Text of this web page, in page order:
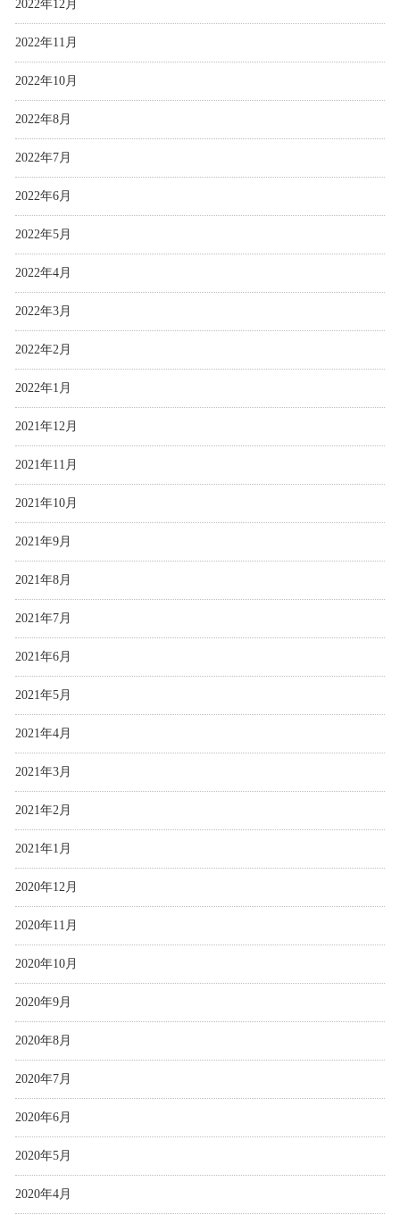
2022年12月
2022年11月
2022年10月
2022年8月
2022年7月
2022年6月
2022年5月
2022年4月
2022年3月
2022年2月
2022年1月
2021年12月
2021年11月
2021年10月
2021年9月
2021年8月
2021年7月
2021年6月
2021年5月
2021年4月
2021年3月
2021年2月
2021年1月
2020年12月
2020年11月
2020年10月
2020年9月
2020年8月
2020年7月
2020年6月
2020年5月
2020年4月